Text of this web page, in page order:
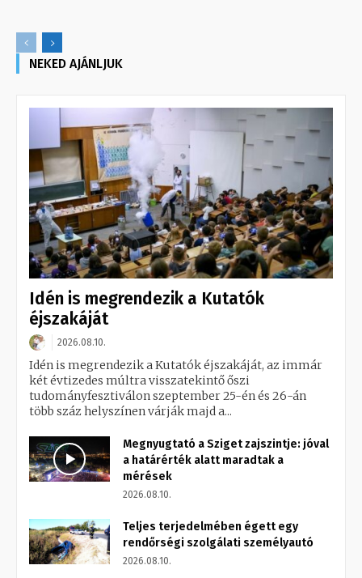
NEKED AJÁNLJUK
Idén is megrendezik a Kutatók
éjszakáját
2026.08.10.
Idén is megrendezik a Kutatók éjszakáját, az immár
két évtizedes múltra visszatekintő őszi
tudományfesztiválon szeptember 25-én és 26-án
több száz helyszínen várják majd a...
Megnyugtató a Sziget zajszintje: jóval
a határérték alatt maradtak a
mérések
2026.08.10.
Teljes terjedelmében égett egy
rendőrségi szolgálati személyautó
2026.08.10.